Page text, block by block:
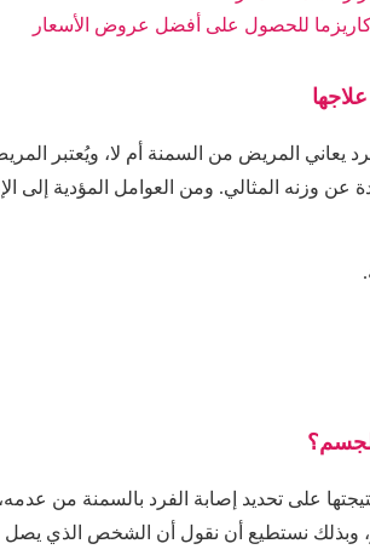
للحصول على أفضل عروض الأسعار
يعاني المريض من السمنة أم لا، ويُعتبر
على تحديد إصابة الفرد بالسمنة من